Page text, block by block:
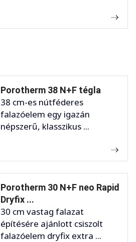
Porotherm 38 N+F tégla
38 cm-es nútféderes
falazóelem egy igazán
népszerű, klasszikus ...
Porotherm 30 N+F neo Rapid
Dryfix ...
30 cm vastag falazat
építésére ajánlott csiszolt
falazóelem dryfix extra ...